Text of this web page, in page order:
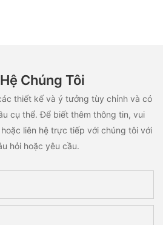
Chúng Tôi
thiết kế và ý tưởng tùy chỉnh và có
cụ thể. Để biết thêm thông tin, vui
liên hệ trực tiếp với chúng tôi với
hỏi hoặc yêu cầu.